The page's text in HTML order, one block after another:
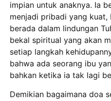
impian untuk anaknya. Ia
menjadi pribadi yang kuat,
berada dalam lindungan
bekal spiritual yang akan
setiap langkah
bahwa ada seorang ibu
bahkan ketika ia tak lagi
Demikian bagaimana doa